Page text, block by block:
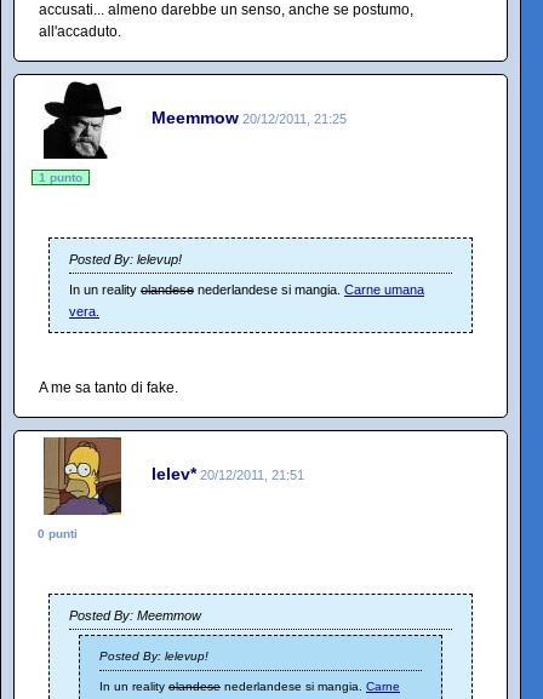
accusati... almeno darebbe un senso, anche se postumo,
all'accaduto.
Meemmow 20/12/2011, 21:25
1 punto
Posted By: lelevup!
In un reality olandese nederlandese si mangia. Carne umana
vera.
A me sa tanto di fake.
lelev* 20/12/2011, 21:51
0 punti
Posted By: Meemmow
Posted By: lelevup!
In un reality olandese nederlandese si mangia. Carne